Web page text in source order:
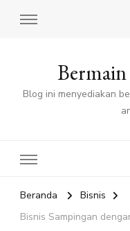
Blog ini menyediakan
Beranda
Bisnis
Bisnis Sampingan